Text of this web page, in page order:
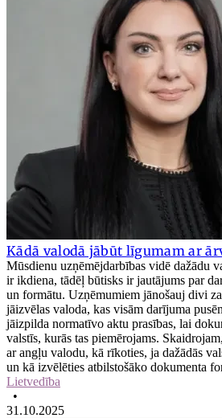
Kādā valodā jābūt līgumam ar
Mūsdienu uzņēmējdarbības vidē dažādu
ir ikdiena, tādēļ būtisks ir jautājums par
un formātu. Uzņēmumiem jānošauj divi
jāizvēlas valoda, kas visām darījuma
jāizpilda normatīvo aktu prasības, lai
valstīs, kurās tas piemērojams.
ar angļu valodu, kā rīkoties, ja dažādās
un kā izvēlēties atbilstošāko dokumenta
Lietvedība
•
31.10.2025